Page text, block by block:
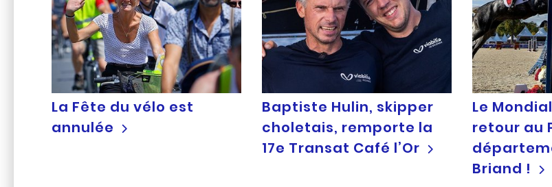
La Fête du vélo est
annulée
Baptiste Hulin, skipper
choletais, remporte la
17e Transat Café l’Or
Le
retour au
Briand !